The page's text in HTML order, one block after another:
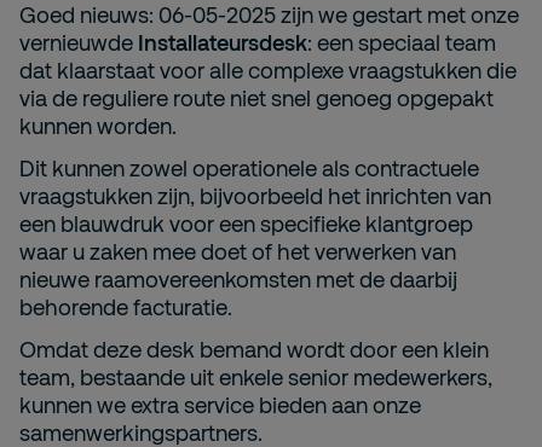
Goed nieuws: 06-05-2025 zijn we gestart met onze
vernieuwde Installateursdesk: een speciaal team
dat klaarstaat voor alle complexe vraagstukken die
via de reguliere route niet snel genoeg opgepakt
kunnen worden.
Dit kunnen zowel operationele als contractuele
vraagstukken zijn, bijvoorbeeld het inrichten van
een blauwdruk voor een specifieke klantgroep
waar u zaken mee doet of het verwerken van
nieuwe raamovereenkomsten met de daarbij
behorende facturatie.
Omdat deze desk bemand wordt door een klein
team, bestaande uit enkele senior medewerkers,
kunnen we extra service bieden aan onze
samenwerkingspartners.